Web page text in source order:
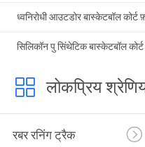
ध्वनिरोधी आउटडोर बास्केटबॉल कोर्ट
सिलिकॉन पु सिंथेटिक बास्केटबॉल कोर्ट
लोकप्रिय
रबर रनिंग ट्रैक